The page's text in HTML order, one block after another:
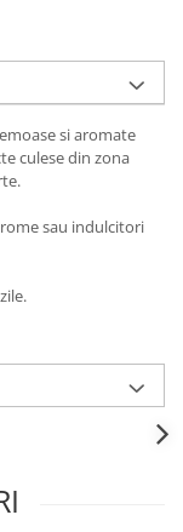
si aromate
culese din zona
sau indulcitori